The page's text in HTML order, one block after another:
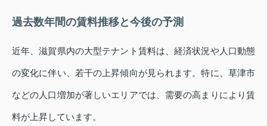
過去数年間の賃料推移と今後の予測
近年、滋賀県内の大型テナント賃料は、経済状況や人口動態
の変化に伴い、若干の上昇傾向が見られます。特に、草津市
などの人口増加が著しいエリアでは、需要の高まりにより賃
料が上昇しています。